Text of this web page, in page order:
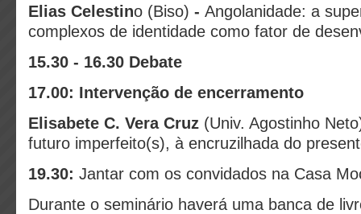
Elias Celestino (Biso) - Angolanidade: a
complexos de identidade como fator de
15.30 - 16.30 Debate
17.00: Intervenção de encerramento
Elisabete C. Vera Cruz (Univ. Agostinho
futuro imperfeito(s), à encruzilhada do
19.30: Jantar com os convidados na Casa
Durante o seminário haverá uma banca de